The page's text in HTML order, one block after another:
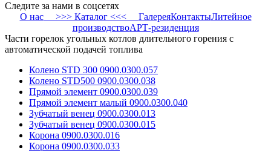
Следите за нами в соцсетях
О нас>>> Каталог <<< ГалереяКонтактыЛитейное
производствоАРТ-резиденция
Части горелок угольных котлов длительного горения с
автоматической подачей топлива
Колено STD 300 0900.0300.057
Колено STD500 0900.0300.038
Прямой элемент 0900.0300.039
Прямой элемент малый 0900.0300.040
Зубчатый венец 0900.0300.013
Зубчатый венец 0900.0300.015
Корона 0900.0300.016
Корона 0900.0300.033